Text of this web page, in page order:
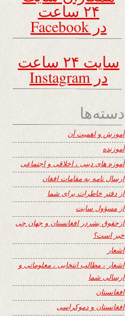
۲۴ ساعت
در Facebook
سایت ۲۴ ساعت
در Instagram
دسته‌ها
آموزش و اهمیت آن
آموزنده
آموزه های دینی ، اخلاقی و اجتماعی
ارسال نامه به مقامات افغان
از دفتر خاطرات برای شما
از مسؤول سایت
ازحقوق بشردر افغانستان و جهان چی
خبر است؟
اشعار
اشعار ، مطالب انتخابی ، معلوماتی و
ارسالی شما
افغانستان
افغانستان و دموکراسی